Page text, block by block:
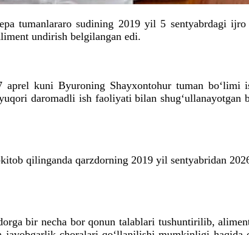
tumanlararo sudining 2019 yil 5 sentyabrdagi
undirish belgilangan edi.
kuni Byuroning Shayxontohur tuman bo‘limi
daromadli ish faoliyati bilan
qilinganda qarzdorning 2019 yil sentyabridan
bir necha bor qonun talablari tushuntirilib,